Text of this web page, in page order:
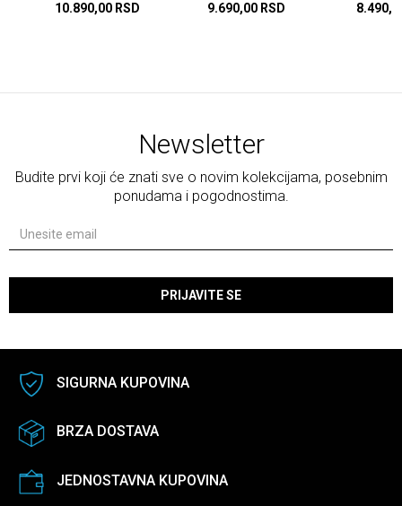
10.890,00 RSD
9.690,00 RSD
Newsletter
Budite prvi koji će znati sve o novim kolekcijama, posebnim
ponudama i pogodnostima.
PRIJAVITE SE
SIGURNA KUPOVINA
BRZA DOSTAVA
JEDNOSTAVNA KUPOVINA